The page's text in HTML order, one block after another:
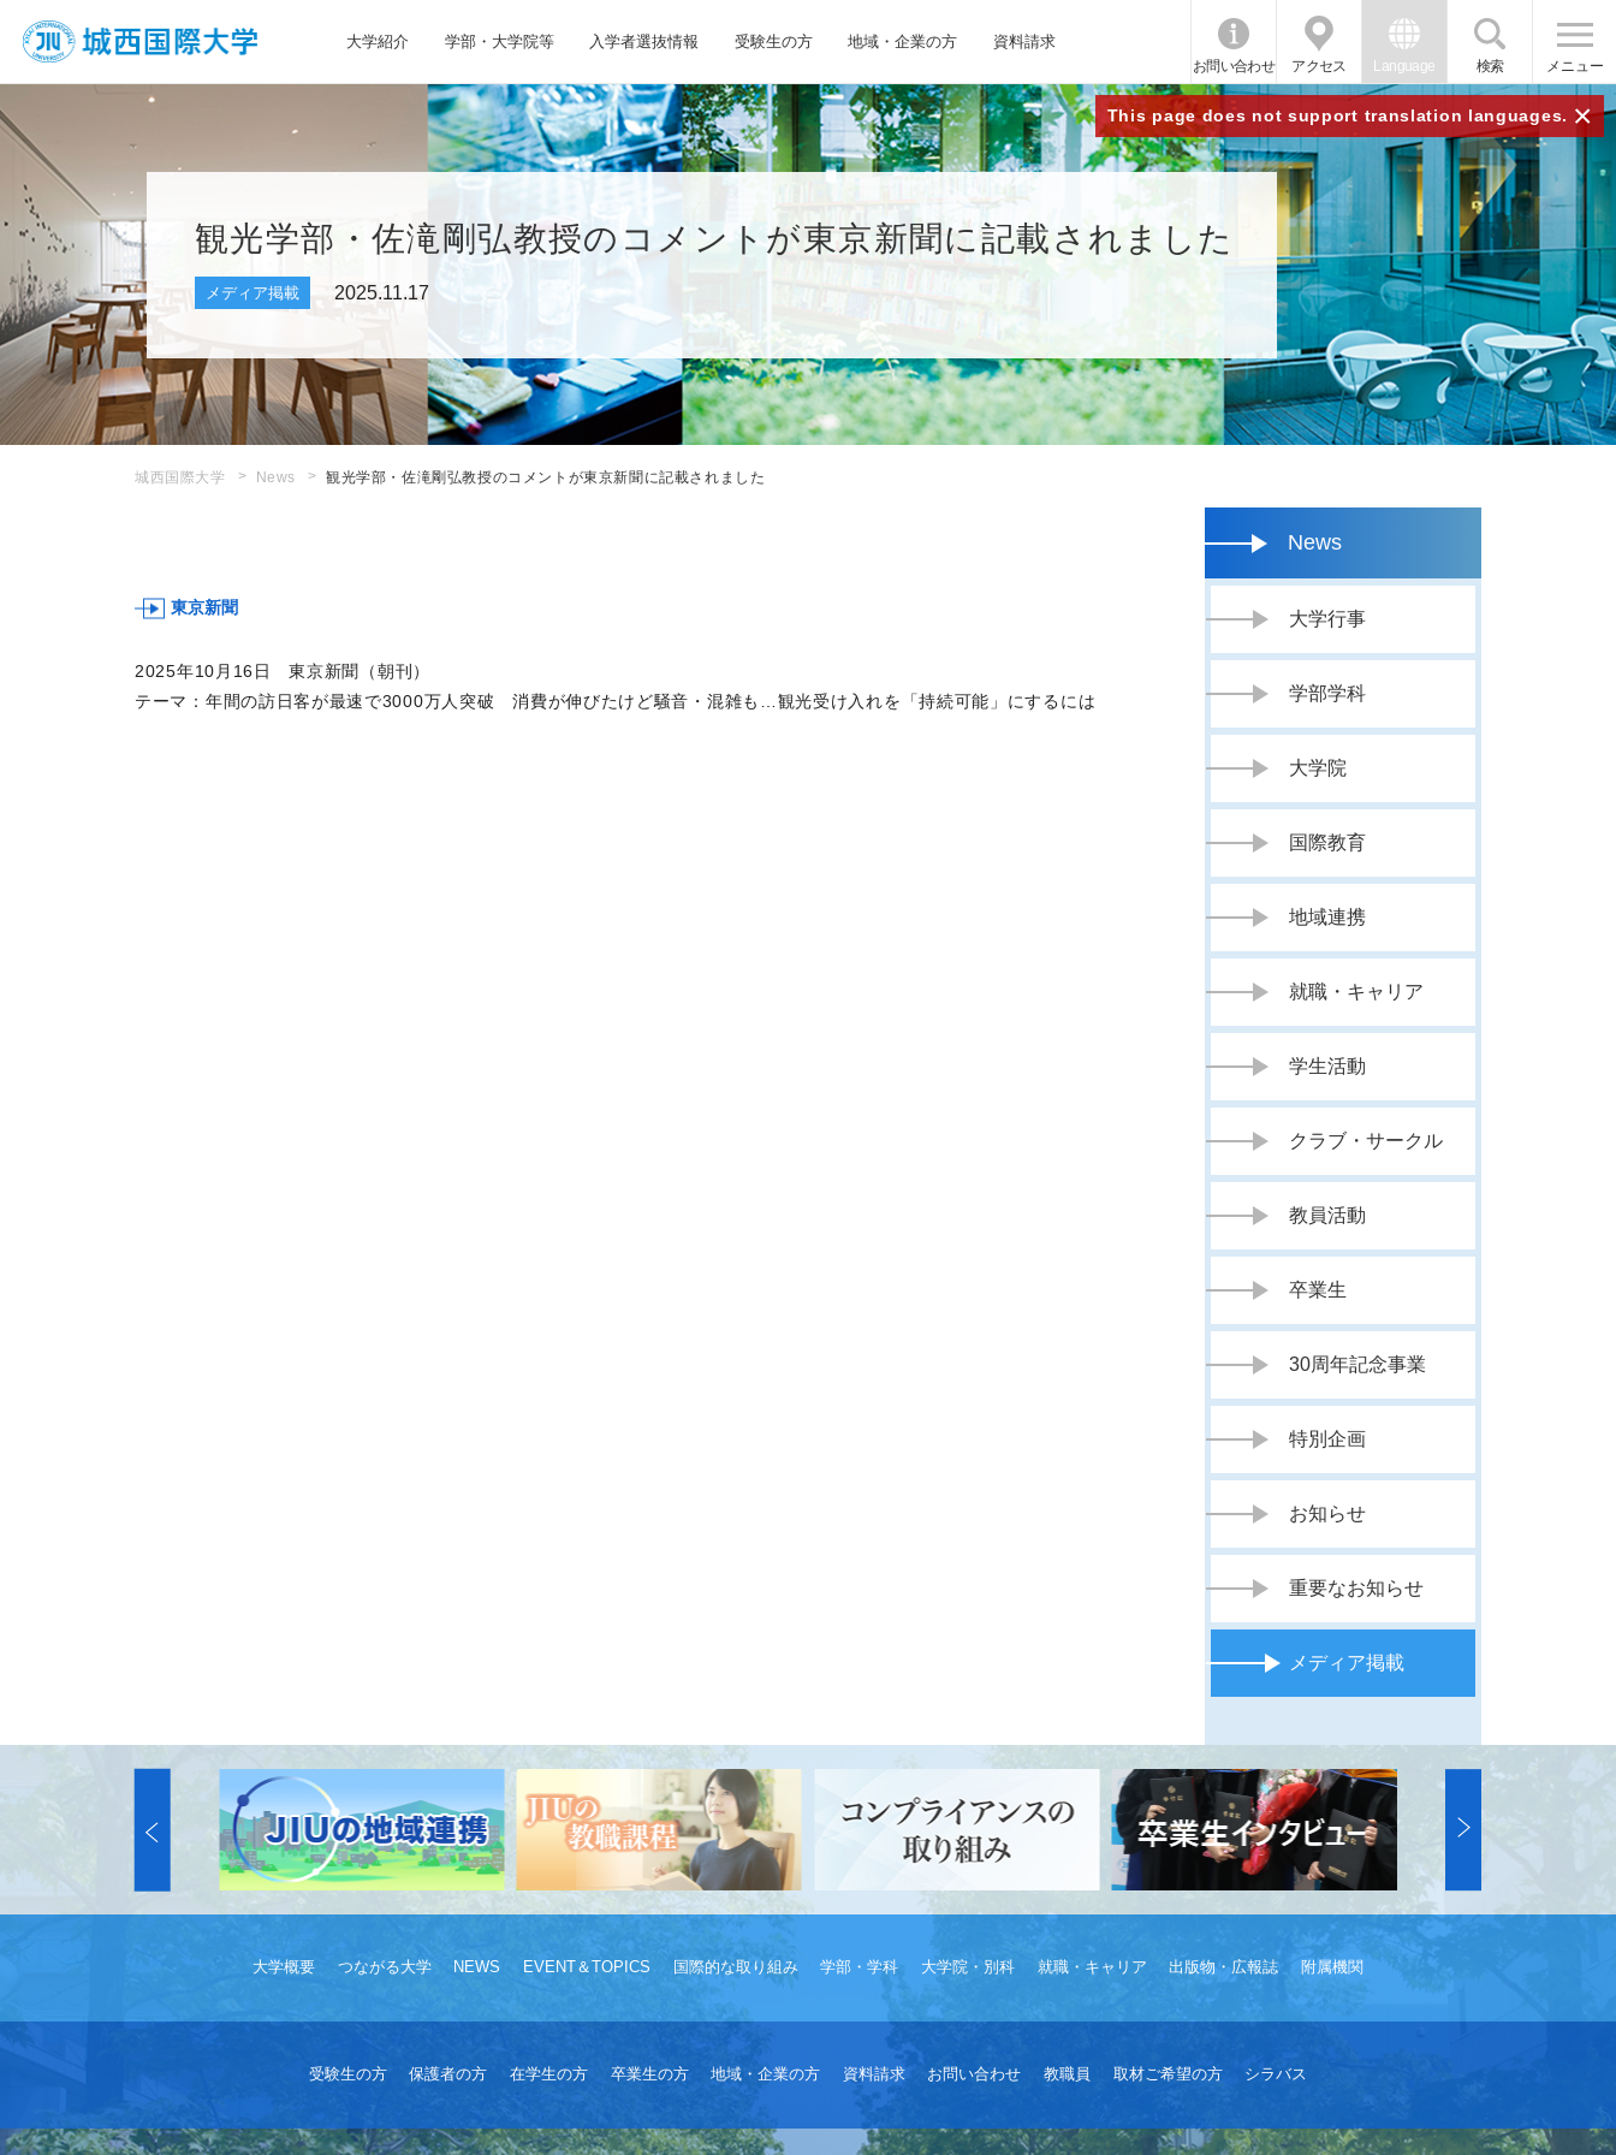
大学紹介 学部・大学院等 入学者選抜情報 受験生の方 地域・企業の方 資料請求
お問い合わせ アクセス Language 検索 メニュー
This page does not support translation languages. ×
観光学部・佐滝剛弘教授のコメントが東京新聞に記載されました
メディア掲載 2025.11.17
城西国際大学 News 観光学部・佐滝剛弘教授のコメントが東京新聞に記載されました
東京新聞
2025年10月16日 東京新聞（朝刊）
テーマ：年間の訪日客が最速で3000万人突破 消費が伸びたけど騒音・混雑も…観光受け入れを「持続可能」にするには
News
大学行事
学部学科
大学院
国際教育
地域連携
就職・キャリア
学生活動
クラブ・サークル
教員活動
卒業生
30周年記念事業
特別企画
お知らせ
重要なお知らせ
メディア掲載
大学概要 つながる大学 NEWS EVENT＆TOPICS 国際的な取り組み 学部・学科 大学院・別科 就職・キャリア 出版物・広報誌 附属機関
受験生の方 保護者の方 在学生の方 卒業生の方 地域・企業の方 資料請求 お問い合わせ 教職員 取材ご希望の方 シラバス